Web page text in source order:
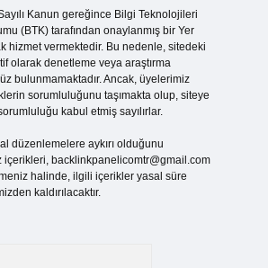
Kanun gereğince Bilgi Teknolojileri
(BTK) tarafından onaylanmış bir Yer
hizmet vermektedir. Bu nedenle, sitedeki
olarak denetleme veya araştırma
bulunmamaktadır. Ancak, üyelerimiz
sorumluluğunu taşımakta olup, siteye
kabul etmiş sayılırlar.
düzenlemelere aykırı olduğunu
içerikleri, backlinkpanelicomtr@gmail.com
halinde, ilgili içerikler yasal süre
kaldırılacaktır.